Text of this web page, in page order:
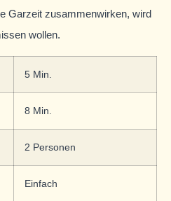
Garzeit zusammenwirken, wird
wollen.
5 Min.
8 Min.
2 Personen
Einfach